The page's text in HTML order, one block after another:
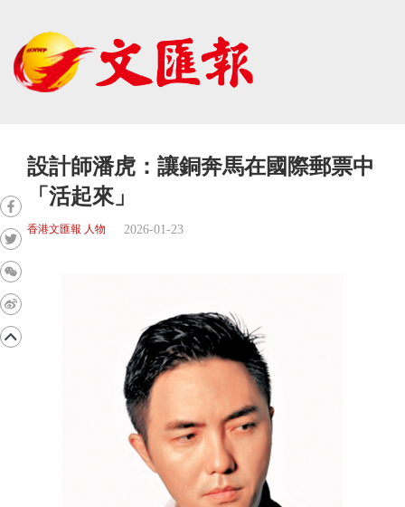
設計師潘虎：讓銅奔馬在國際郵票中
「活起來」
香港文匯報 人物 2026-01-23